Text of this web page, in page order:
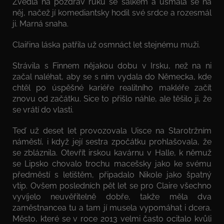
něj, načež jí komediantsky hodil své srdce a rozesmál
ji. Marná snaha.
Claiřina láska patřila už osmnáct let stejnému muži.
Strávila s Finnem nějakou dobu v Irsku, než na ni
začal naléhat, aby se s ním vydala do Německa, kde
chtěl po úspěšné kariéře realitního makléře začít
znovu od začátku. Sice to přišlo náhle, ale těšilo ji, že
se vrátí do vlasti.
Teď už deset let provozovala Uisce na Starotržním
náměstí, i když její sestra zpočátku prohlašovala, že
se zbláznila. Otevřít irskou kavárnu v Halle, k němuž
se Lipsko chovalo trochu macešsky jako ke svému
předměstí s letištěm, připadalo Nikole jako špatný
vtip. Ovšem posledních pět let se pro Claire všechno
vyvíjelo neuvěřitelně dobře, takže měla dva
zaměstnancea tu a tam jí musela vypomáhat i dcera.
Město, které se v roce 2013 velmi často ocitalo kvůli